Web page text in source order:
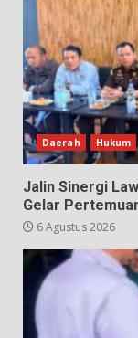
Daerah Hukum
Jalin Sinergi
Gelar
6 Agustus 2026